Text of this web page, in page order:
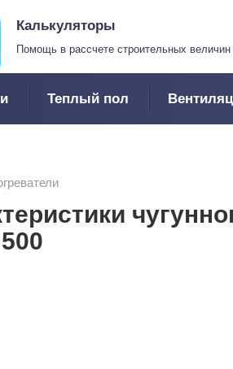
Калькуляторы
Помощь в рассчете строительных
Теплый пол